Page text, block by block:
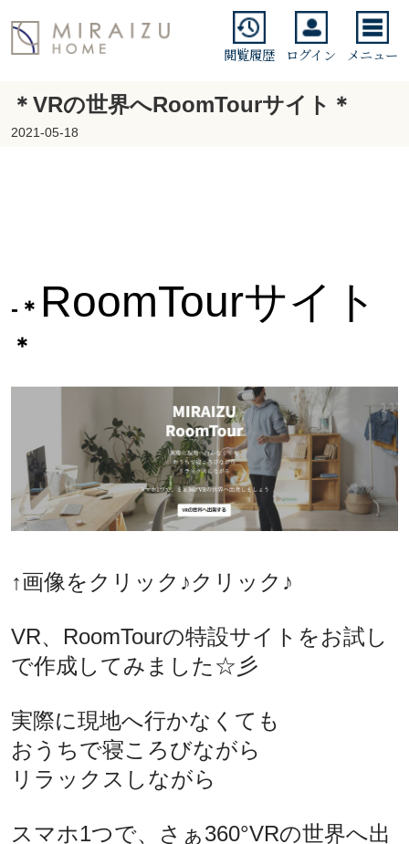
閲覧履歴 ログイン メニュー
＊VRの世界へRoomTourサイト＊
2021-05-18
-＊ RoomTourサイト
＊
↑画像をクリック ♪クリック♪
VR、RoomTourの特設サイトをお試し
で作成してみました☆彡
実際に現地へ行かなくても
おうちで寝ころびながら
リラックスしながら
スマホ1つで、さぁ360°VRの世界へ出